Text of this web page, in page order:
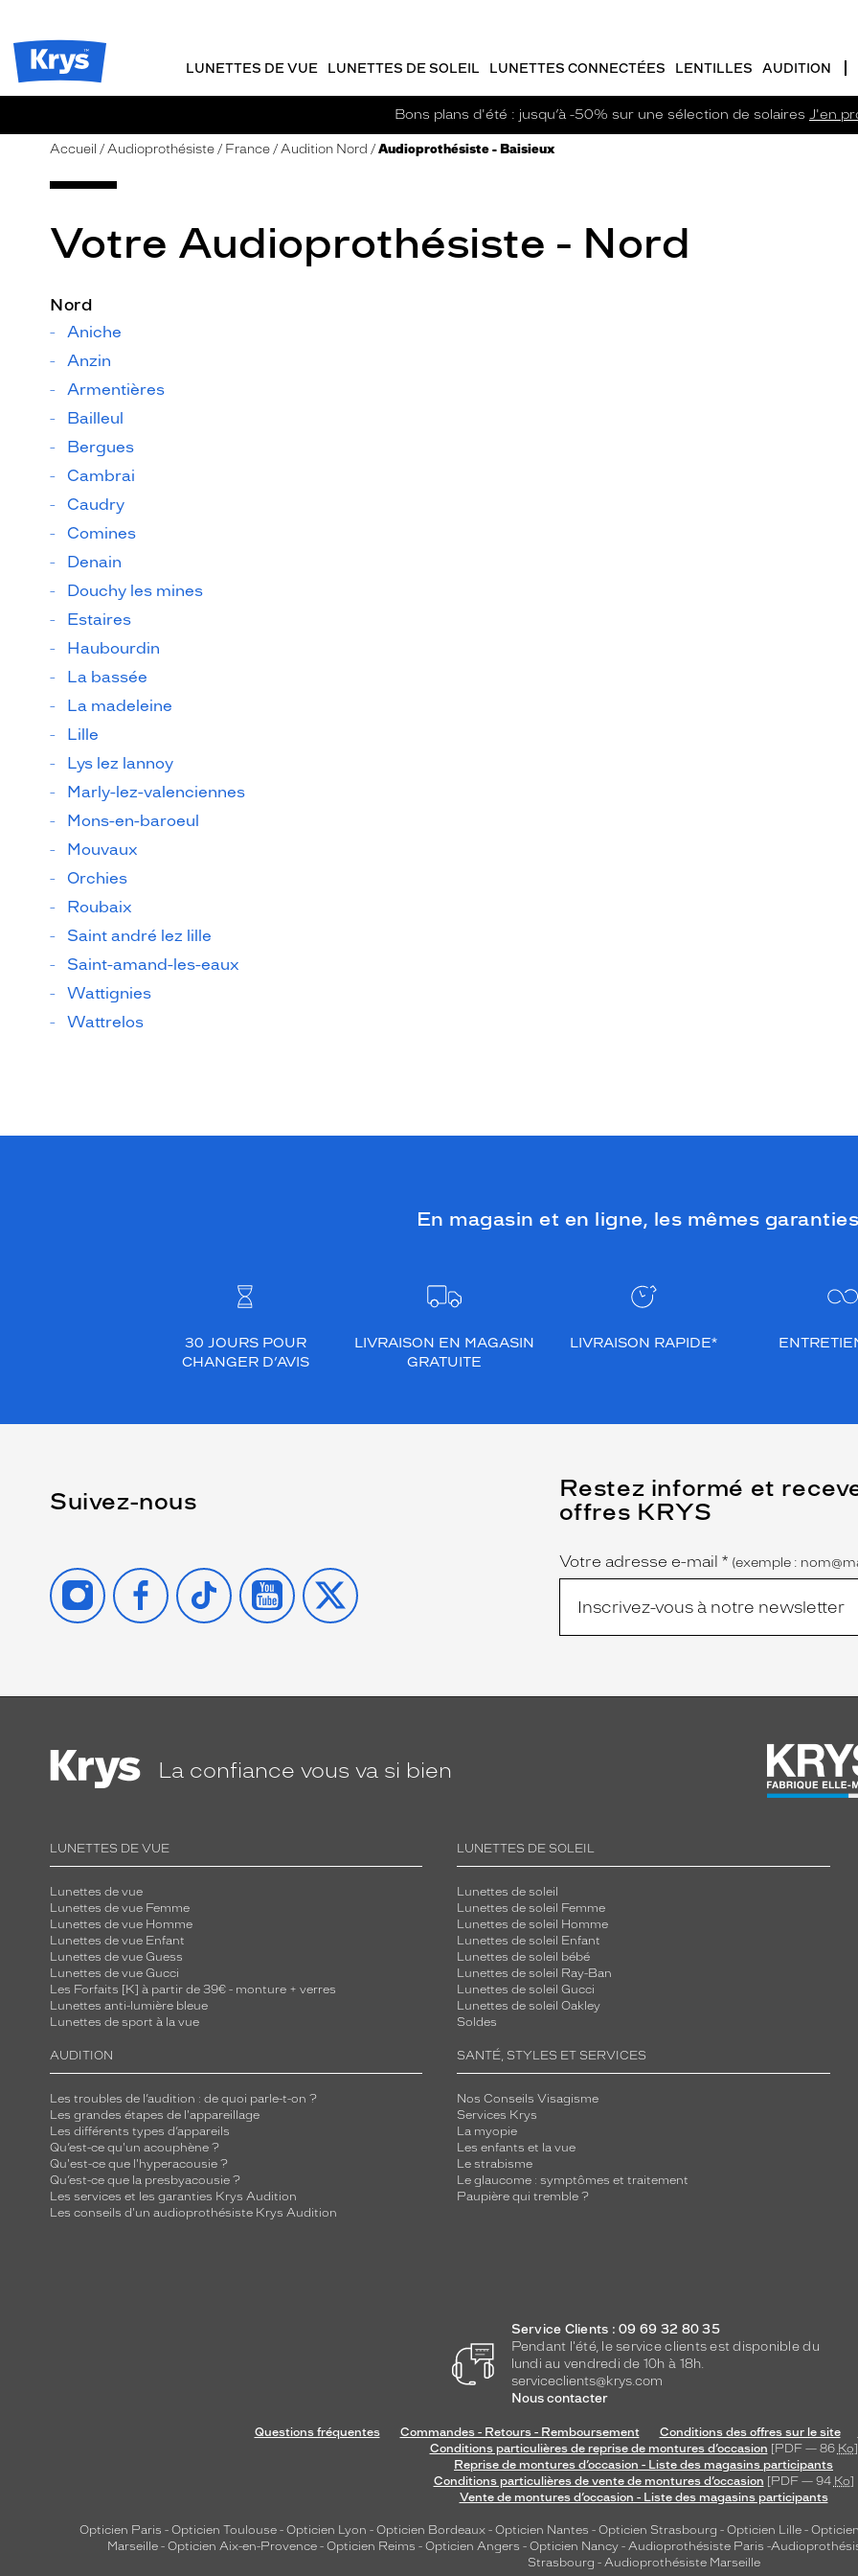
Opticien
Krys
LUNETTES DE VUE LUNETTES DE SOLEIL LUNETTES CONNECTÉES LENTILLES AUDITION
Bons plans d'été : jusqu’à -50% sur une sélection de solaires J'en
Accueil Audioprothésiste France Audition Nord Audioprothésiste - Baisieux
Votre Audioprothésiste - Nord
Nord
Aniche
Anzin
Armentières
Bailleul
Bergues
Cambrai
Caudry
Comines
Denain
Douchy les mines
Estaires
Haubourdin
La bassée
La madeleine
Lille
Lys lez lannoy
Marly-lez-valenciennes
Mons-en-baroeul
Mouvaux
Orchies
Roubaix
Saint andré lez lille
Saint-amand-les-eaux
Wattignies
Wattrelos
En magasin et en ligne, les mêmes
30 JOURS POUR
CHANGER D’AVIS
LIVRAISON EN MAGASIN
GRATUITE
LIVRAISON RAPIDE*
Suivez-nous
INSTAGRAMFACEBOOK
TIKTOK YOUTUBE
X
Restez informé et
offres KRYS
Name
Votre adresse e-mail *
(Ce
champ
est
obligatoire)
(exemple :
La confiance vous va si bien
LUNETTES DE VUE
Lunettes de vue
Lunettes de vue Femme
Lunettes de vue Homme
Lunettes de vue Enfant
Lunettes de vue Guess
Lunettes de vue Gucci
Les Forfaits [K] à partir de 39€ - monture + verres
Lunettes anti-lumière bleue
Lunettes de sport à la vue
LUNETTES DE SOLEIL
Lunettes de soleil
Lunettes de soleil Femme
Lunettes de soleil Homme
Lunettes de soleil Enfant
Lunettes de soleil bébé
Lunettes de soleil Ray-Ban
Lunettes de soleil Gucci
Lunettes de soleil Oakley
Soldes
AUDITION
Les troubles de l’audition : de quoi parle-t-on ?
Les grandes étapes de l'appareillage
Les différents types d’appareils
Qu’est-ce qu'un acouphène ?
Qu'est-ce que l'hyperacousie ?
Qu’est-ce que la presbyacousie ?
Les services et les garanties Krys Audition
Les conseils d'un audioprothésiste Krys Audition
SANTÉ, STYLES ET SERVICES
Nos Conseils Visagisme
Services Krys
La myopie
Les enfants et la vue
Le strabisme
Le glaucome : symptômes et traitement
Paupière qui tremble ?
Service Clients : 09 69 32 80 35
Pendant l'été, le service clients est disponible du
lundi au vendredi de 10h à 18h.
serviceclients@krys.com
Nous contacter
Questions fréquentes Commandes - Retours - Remboursement Conditions des offres sur le site
Conditions particulières de reprise de montures d’occasion [PDF — 86 Ko]
Reprise de montures d’occasion - Liste des magasins participants
Conditions particulières de vente de montures d’occasion [PDF — 94 Ko]
Vente de montures d’occasion - Liste des magasins participants
Opticien Paris - Opticien Toulouse - Opticien Lyon - Opticien Bordeaux - Opticien Nantes - Opticien Strasbourg - Opticien Lille -
Marseille - Opticien Aix-en-Provence - Opticien Reims - Opticien Angers - Opticien Nancy - Audioprothésiste Paris -
Strasbourg - Audioprothésiste Marseille